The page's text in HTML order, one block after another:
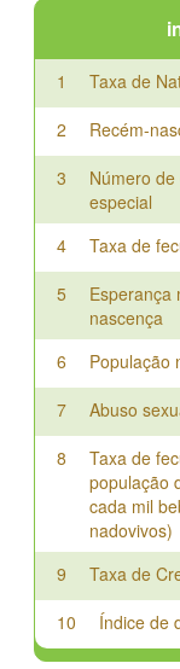
1 Taxa de
2
Recém-
3
Número
especial
4 Taxa de
5
Esperança
nascença
6 População
7
Abuso
8
Taxa de
população
cada mil
nadovivos)
9 Taxa de
10
Índice de